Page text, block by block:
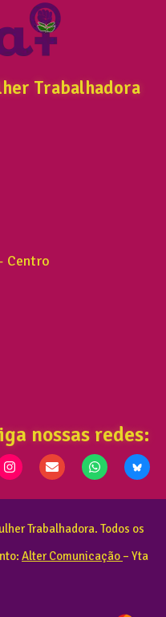
Trabalhadora
Centro
nossas redes:
Trabalhadora. Todos os
Alter Comunicação – Yta